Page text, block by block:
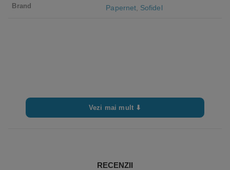
Brand Papernet, Sofidel
Vezi mai mult ⬇
RECENZII